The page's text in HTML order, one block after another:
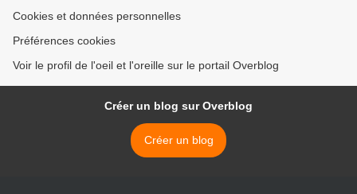
Cookies et données personnelles
Préférences cookies
Voir le profil de l'oeil et l'oreille sur le portail Overblog
Créer un blog sur Overblog
Créer un blog